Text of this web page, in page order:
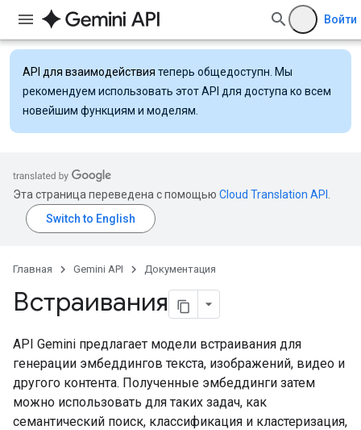
Войти
API для взаимодействия теперь общедоступн. Мы
рекомендуем использовать этот API для доступа ко всем
новейшим функциям и моделям.
Эта страница переведена с помощью Cloud Translation API
Главная Gemini API Документация
Встраивания
API Gemini предлагает модели встраивания для
генерации эмбеддингов текста, изображений, видео и
другого контента. Полученные эмбеддинги затем
можно использовать для таких задач, как
семантический поиск, классификация и кластеризация,